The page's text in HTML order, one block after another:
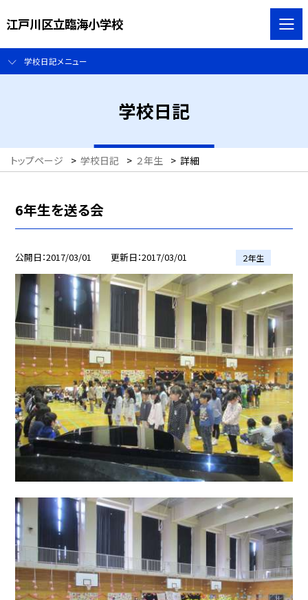
江戸川区立臨海小学校
学校日記メニュー
学校日記
トップページ > 学校日記 > ２年生 > 詳細
6年生を送る会
公開日 2017/03/01 更新日 2017/03/01 ２年生